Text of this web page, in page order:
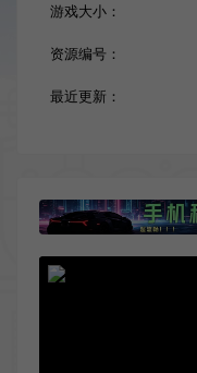
游戏大小：
资源编号：
最近更新：